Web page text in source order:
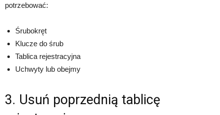
potrzebować:
Śrubokręt
Klucze do śrub
Tablica rejestracyjna
Uchwyty lub obejmy
3. Usuń poprzednią tablicę